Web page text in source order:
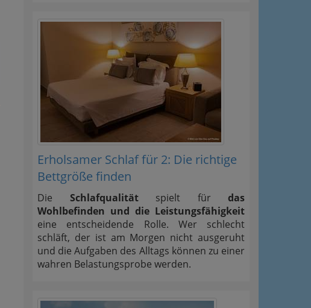
Erholsamer Schlaf für 2: Die richtige
Bettgröße finden
Die Schlafqualitätspielt für das
Wohlbefinden und die Leistungsfähigkeit
eine entscheidende Rolle. Wer schlecht
schläft, der ist am Morgen nicht ausgeruht
und die Aufgaben des Alltags können zu einer
wahren Belastungsprobe werden.